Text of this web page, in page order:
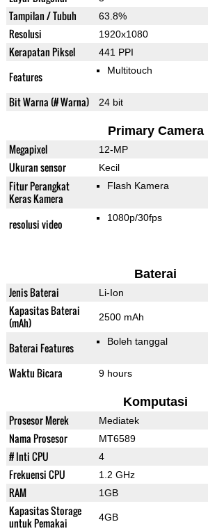
Tampilan / Tubuh 63.8%
Resolusi 1920x1080
Kerapatan Piksel 441 PPI
Features Multitouch
Bit Warna (# Warna) 24 bit
Primary Camera
Megapixel 12-MP
Ukuran sensor Kecil
Fitur Perangkat
Keras Kamera
Flash Kamera
resolusi video 1080p/30fps
Baterai
Jenis Baterai Li-Ion
Kapasitas Baterai
(mAh)
2500 mAh
Baterai Features Boleh tanggal
Waktu Bicara 9 hours
Komputasi
Prosesor Merek Mediatek
Nama Prosesor MT6589
# Inti CPU 4
Frekuensi CPU 1.2 GHz
RAM 1GB
Kapasitas Storage
untuk Pemakai
4GB